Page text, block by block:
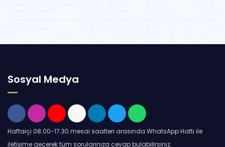
Sosyal Medya
Haftaiçi 08.00-17.30 mesai saatleri arasında WhatsApp Hattı ile
iletişime geçerek tüm sorularınıza cevap bulabilirsiniz.